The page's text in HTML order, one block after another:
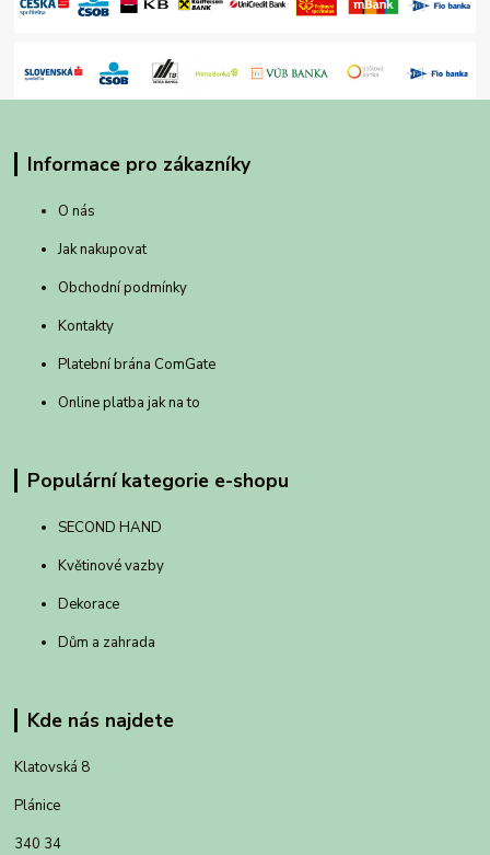
Informace pro zákazníky
O nás
Jak nakupovat
Obchodní podmínky
Kontakty
Platební brána ComGate
Online platba jak na to
Populární kategorie e-shopu
SECOND HAND
Květinové vazby
Dekorace
Dům a zahrada
Kde nás najdete
Klatovská 8
Plánice
340 34